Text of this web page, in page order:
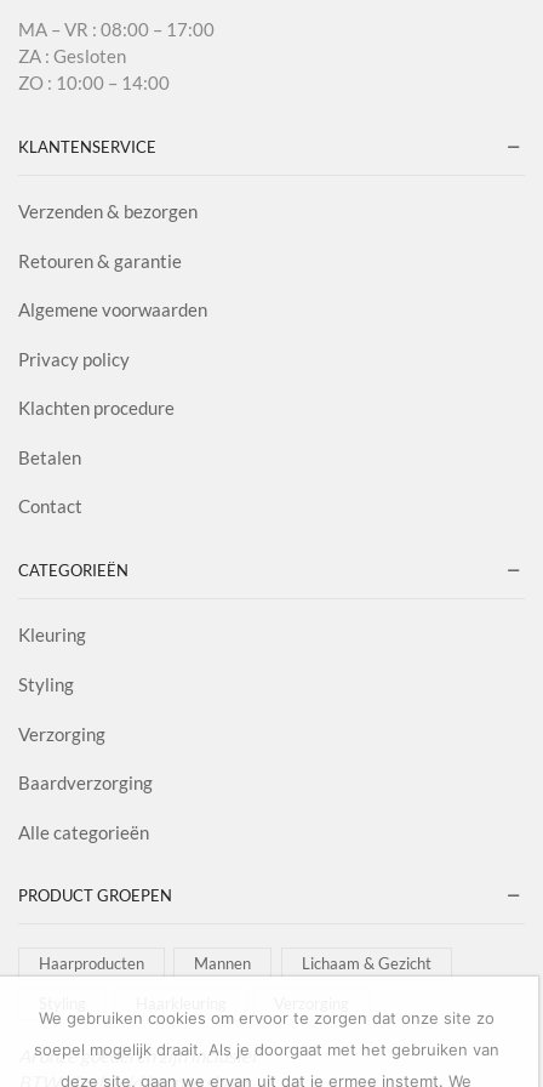
MA – VR : 08:00 – 17:00
ZA : Gesloten
ZO : 10:00 – 14:00
KLANTENSERVICE
Verzenden & bezorgen
Retouren & garantie
Algemene voorwaarden
Privacy policy
Klachten procedure
Betalen
Contact
CATEGORIEËN
Kleuring
Styling
Verzorging
Baardverzorging
Alle categorieën
PRODUCT GROEPEN
Haarproducten Mannen Lichaam & Gezicht
Al onze goederen zijn inclusief
BTW afgebeeld in onze shop!
We gebruiken cookies om ervoor te zorgen dat onze site zo
soepel mogelijk draait. Als je doorgaat met het gebruiken van
deze site, gaan we ervan uit dat je ermee instemt. We